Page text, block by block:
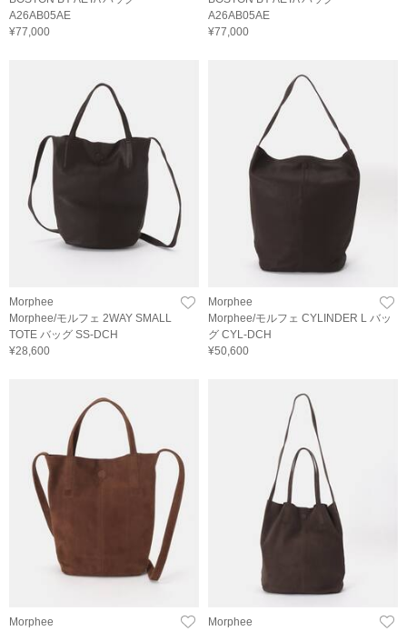
A26AB05AE
¥77,000
A26AB05AE
¥77,000
Morphee
Morphee/モルフェ 2WAY SMALL
TOTE バッグ SS-DCH
¥28,600
Morphee
Morphee/モルフェ CYLINDER L バッ
グ CYL-DCH
¥50,600
Morphee
Morphee